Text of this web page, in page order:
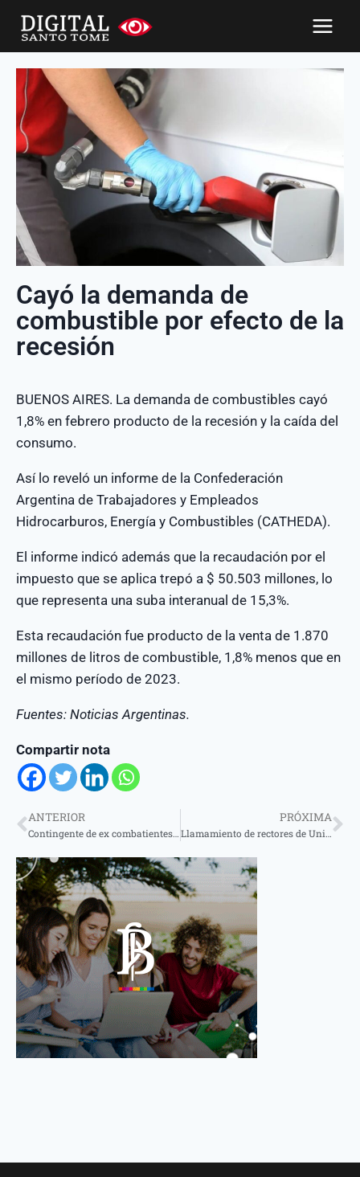
Cayó la demanda de
combustible por efecto de la
recesión
BUENOS AIRES. La demanda de combustibles cayó
1,8% en febrero producto de la recesión y la caída del
consumo.
Así lo reveló un informe de la Confederación
Argentina de Trabajadores y Empleados
Hidrocarburos, Energía y Combustibles (CATHEDA).
El informe indicó además que la recaudación por el
impuesto que se aplica trepó a $ 50.503 millones, lo
que representa una suba interanual de 15,3%.
Esta recaudación fue producto de la venta de 1.870
millones de litros de combustible, 1,8% menos que en
el mismo período de 2023.
Fuentes: Noticias Argentinas.
Compartir nota
ANTERIOR
Contingente de ex combatientes correntinos partió a Malvinas
PRÓXIMA
Llamamiento de rectores de Universidades Nacionales en defensa de » la educación pública, la ciencia y la enseñanza superior»